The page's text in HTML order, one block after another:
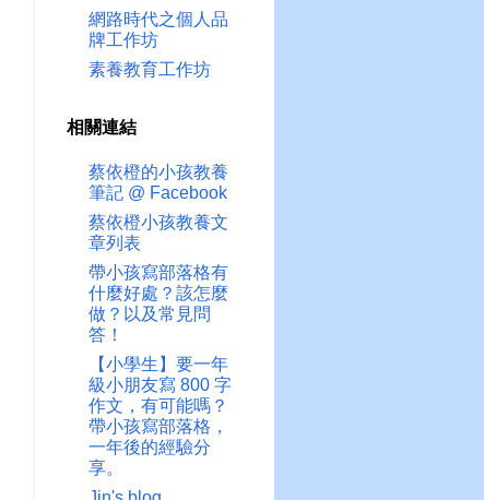
網路時代之個人品
牌工作坊
素養教育工作坊
相關連結
蔡依橙的小孩教養
筆記 @ Facebook
蔡依橙小孩教養文
章列表
帶小孩寫部落格有
什麼好處？該怎麼
做？以及常見問
答！
【小學生】要一年
級小朋友寫 800 字
作文，有可能嗎？
帶小孩寫部落格，
一年後的經驗分
享。